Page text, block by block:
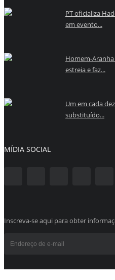
PT oficializa
em evento...
Homem-
estreia e faz...
Um em cada
substituído...
MÍDIA SOCIAL
Inscreva-se aqui para obter